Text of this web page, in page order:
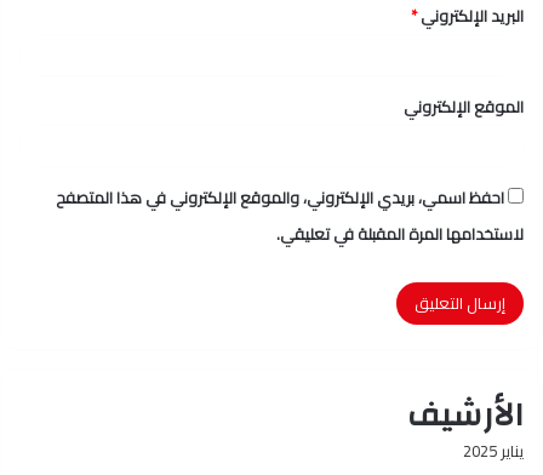
البريد الإلكتروني*
الموقع الإلكتروني
احفظ اسمي، بريدي الإلكتروني، والموقع الإلكتروني في هذا المتصفح
لاستخدامها المرة المقبلة في تعليقي.
الأرشيف
يناير 2025